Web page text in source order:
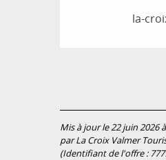
la-
Mis à jour le 22 juin 2026
par La Croix Valmer
(Identifiant de l'offre :